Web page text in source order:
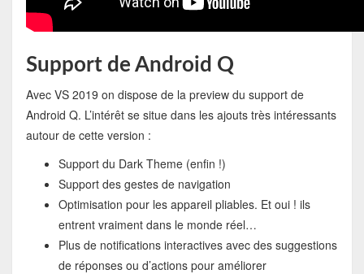
Support de Android Q
Avec VS 2019 on dispose de la preview du support de
Android Q. L’intérêt se situe dans les ajouts très intéressants
autour de cette version :
Support du Dark Theme (enfin !)
Support des gestes de navigation
Optimisation pour les appareil pliables. Et oui ! ils
entrent vraiment dans le monde réel…
Plus de notifications interactives avec des suggestions
de réponses ou d’actions pour améliorer